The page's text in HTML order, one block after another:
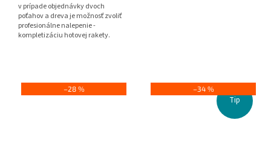
v prípade objednávky dvoch
poťahov a dreva je možnosť zvoliť
profesionálne nalepenie -
kompletizáciu hotovej rakety.
–28 %
Tip
–34 %